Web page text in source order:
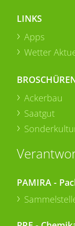
LINKS
Apps
Wetter
Ackerbau
Saatgut
PAMIRA -